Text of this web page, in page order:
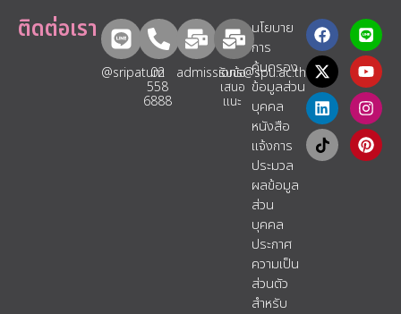
ติดต่อเรา
@sripatum
02
558
6888
admissions@spu.ac.th
รับข้อ
เสนอ
แนะ​
นโยบาย
การ
คุ้มครอง
ข้อมูลส่วน
บุคคล
หนังสือ
แจ้งการ
ประมวล
ผลข้อมูล
ส่วน
บุคคล
ประกาศ
ความเป็น
ส่วนตัว
สำหรับ